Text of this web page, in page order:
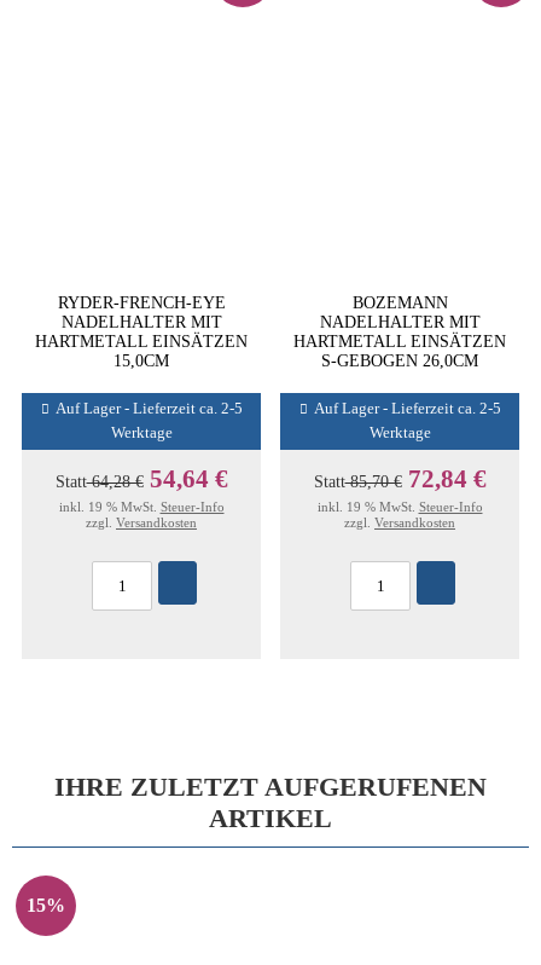
RYDER-FRENCH-EYE
NADELHALTER MIT
HARTMETALL EINSÄTZEN
15,0CM
Auf Lager - Lieferzeit ca. 2-5
Werktage
Statt64,28 € 54,64 €
inkl. 19 % MwSt. Steuer-Info
zzgl. Versandkosten
BOZEMANN
NADELHALTER MIT
HARTMETALL EINSÄTZEN
S-GEBOGEN 26,0CM
Auf Lager - Lieferzeit ca. 2-5
Werktage
Statt85,70 € 72,84 €
inkl. 19 % MwSt. Steuer-Info
zzgl. Versandkosten
IHRE ZULETZT AUFGERUFENEN
ARTIKEL
15%